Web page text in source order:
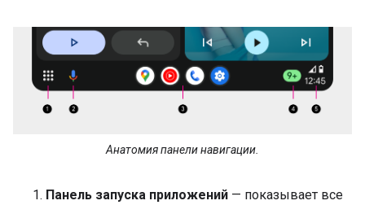
Анатомия панели навигации.
Панель запуска приложений — показывает все